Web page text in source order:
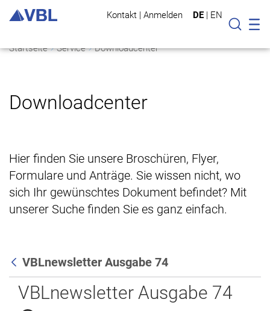
Kontakt | Anmelden DE | EN
Suche
Startseite Service Downloadcenter
Downloadcenter
Hier finden Sie unsere Broschüren, Flyer,
Formulare und Anträge. Sie wissen nicht, wo
sich Ihr gewünschtes Dokument befindet? Mit
unserer Suche finden Sie es ganz einfach.
Zurück
VBLnewsletter Ausgabe 74
VBLnewsletter Ausgabe 74